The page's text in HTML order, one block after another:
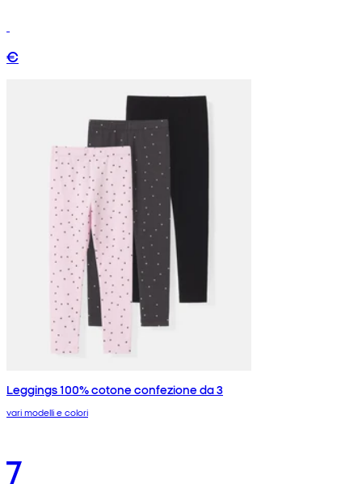
€
Leggings 100% cotone confezione da 3
vari modelli e colori
7